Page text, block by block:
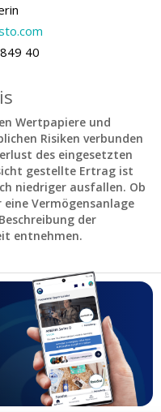
40
Wertpapiere und
Risiken verbunden
des eingesetzten
gestellte Ertrag ist
niedriger ausfallen. Ob
Vermögensanlage
der
entnehmen.